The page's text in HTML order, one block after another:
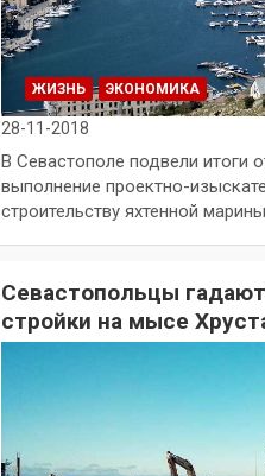
ЖИЗНЬ ЭКОНОМИКА
28-11-2018
В Севастополе подвели итоги
выполнение проектно-
строительству яхтенной
Севастопольцы
стройки на мысе